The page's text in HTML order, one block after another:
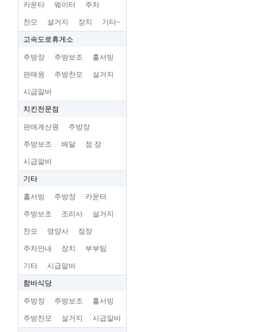
카운타 웨이터 주차
찬모 설거지 장치 기타~
고속도로휴게소
주방장 주방보조 홀서빙
판매원 주방찬모 설거지
시급알바
치킨전문점
판매계산원 주방장
주방보조 배달 점 장
시급알바
기타
홀서빙 주방장 카운터
주방보조 조리사 설거지
찬모 영양사 점장
주차안내 장치 부부팀
기타 시급알바
함바식당
주방장 주방보조 홀서빙
주방찬모 설거지 시급알바